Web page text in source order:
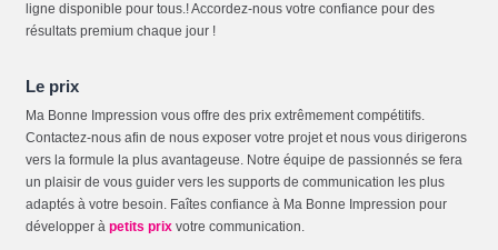
ligne disponible pour tous.! Accordez-nous votre confiance pour des
résultats premium chaque jour !
Le prix
Ma Bonne Impression vous offre des prix extrêmement compétitifs.
Contactez-nous afin de nous exposer votre projet et nous vous dirigerons
vers la formule la plus avantageuse. Notre équipe de passionnés se fera
un plaisir de vous guider vers les supports de communication les plus
adaptés à votre besoin. Faîtes confiance à Ma Bonne Impression pour
développer à petits prix votre communication.